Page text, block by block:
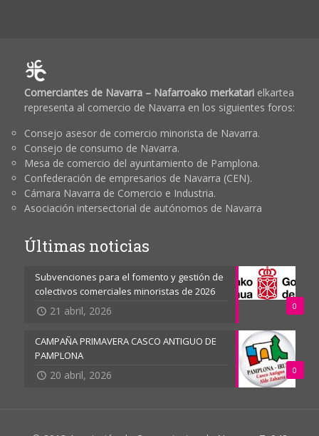
Comerciantes de Navarra – Nafarroako merkatarielkartea
representa al comercio de Navarra en los siguientes foros:
Consejo asesor de comercio minorista de Navarra.
Consejo de consumo de Navarra.
Mesa de comercio del ayuntamiento de Pamplona.
Confederación de empresarios de Navarra (CEN).
Cámara Navarra de Comercio e Industria.
Asociación intersectorial de autónomos de Navarra
Últimas noticias
0
Subvenciones para el fomento y gestión de
colectivos comerciales minoristas de 2026
21 abril, 2026
0
CAMPAÑA PRIMAVERA CASCO ANTIGUO DE
PAMPLONA
20 abril, 2026